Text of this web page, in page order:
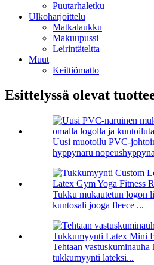
Puutarhaletku
Ulkoharjoittelu
Matkalaukku
Makuupussi
Leirintäteltta
Muut
Keittiömatto
Esittelyssä olevat
Uusi muotoilu PVC-
hyppynaru
Tukku mukautetun logon
kuntosali jooga fleece ...
Tehtaan
tukkumyynti lateksi...